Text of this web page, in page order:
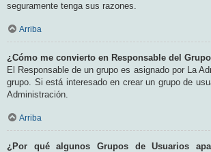
seguramente tenga sus razones.
Arriba
¿Cómo me convierto en Responsable del
El Responsable de un grupo es asignado por La
grupo. Si está interesado en crear un grupo de
Administración.
Arriba
¿Por qué algunos Grupos de Usuarios